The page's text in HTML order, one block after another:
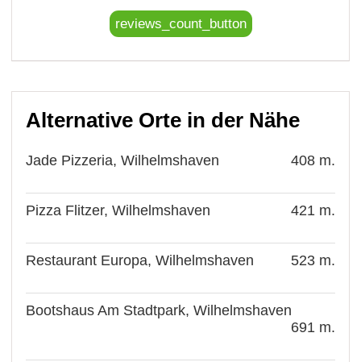
reviews_count_button
Alternative Orte in der Nähe
Jade Pizzeria, Wilhelmshaven 408 m.
Pizza Flitzer, Wilhelmshaven 421 m.
Restaurant Europa, Wilhelmshaven 523 m.
Bootshaus Am Stadtpark, Wilhelmshaven
691 m.